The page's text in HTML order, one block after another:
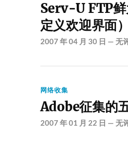
Serv-U FTP鲜
定义欢迎界面）
2007 年 04 月 30 日 — 无
网络收集
Adobe征集的
2007 年 01 月 22 日 — 无